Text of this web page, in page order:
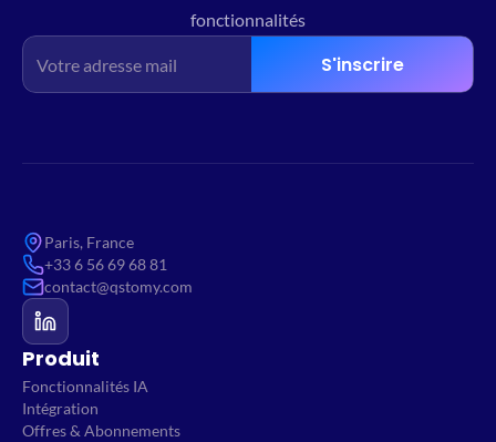
fonctionnalités
S'inscrire
Paris, France
+33 6 56 69 68 81
contact@qstomy.com
Produit
Fonctionnalités IA
Intégration
Offres & Abonnements